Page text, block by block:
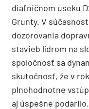
diaľničnom úseku
Grunty. V
dozorovania
stavieb lídrom na
spoločnosť sa
skutočnosť, že v
plnohodnotne
aj úspešne